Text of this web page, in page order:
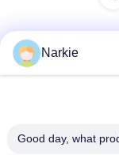
Οδός Yingbin
Narkie
Good day, what